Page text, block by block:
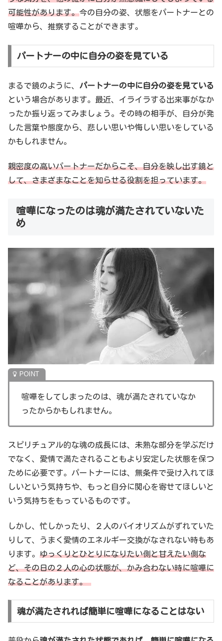
可能性があります。今の自分の姿、状態をパートナーとの
喧嘩から、推察することができます。
パートナーの中に自分の姿を見ている
まるで鏡のように、 パートナーの中に自分の姿を見ている
という場合があります。最近、イライラする出来事がなか
ったか振り返ってみましょう。その時の相手が、自分が発
した言葉や態度から、悲しい思いや悔しい思いをしている
かもしれません。
親密度の高いパートナーだからこそ、自分を映し出す鏡と
して、さまざまなことを知らせる役割を担っています。
喧嘩になったのは魂が満たされていないた
め
喧嘩をしてしまったのは、魂が満たされていなか
ったからかもしれません。
スピリチュアル的な魂の成長には、未熟な部分を学ぶだけ
でなく、愛情で満たされることもより安定した状態を保つ
ために必要です。パートナーには、無条件で受け入れてほ
しいという気持ちや、もっと自分に関心を寄せてほしいと
いう気持ちをもっているものです。
しかし、忙しかったり、２人のバイオリズムがずれていた
りして、うまく愛情のエネルギー交換がなされない時もあ
ります。 ゆっくりとひとりになりたい側と甘えたい側な
ど、その日の２人の心の状態が、かみ合わない時に喧嘩に
なることがあります。
魂が満たされれば簡単に喧嘩になることはない